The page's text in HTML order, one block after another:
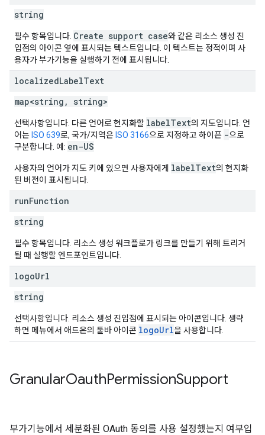
string
필수 항목입니다. Create support case와 같은 리소스 생성 진
입점의 아이콘 옆에 표시되는 텍스트입니다. 이 텍스트는 정적이며 사
용자가 부가기능을 실행하기 전에 표시됩니다.
localizedLabelText
map<string, string>
선택사항입니다. 다른 언어로 현지화할 labelText의 지도입니다. 언
어는 ISO 639로, 국가/지역은 ISO 3166으로 지정하고 하이픈 -으로
구분합니다. 예: en-US
사용자의 언어가 지도 키에 있으면 사용자에게 labelText의 현지화
된 버전이 표시됩니다.
runFunction
string
필수 항목입니다. 리소스 생성 워크플로가 링크를 만들기 위해 트리거
될 때 실행할 엔드포인트입니다.
logoUrl
string
선택사항입니다. 리소스 생성 진입점에 표시되는 아이콘입니다. 생략
하면 메뉴에서 애드온의 툴바 아이콘 logoUrl을 사용합니다.
GranularOauthPermissionSupport
부가기능에서 세분화된 OAuth 동의를 사용 설정했는지 여부입